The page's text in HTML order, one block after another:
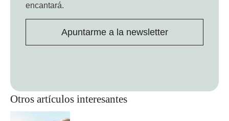
Otros artículos interesantes
encantará.
Apuntarme a la newsletter